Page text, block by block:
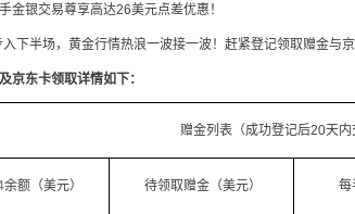
金银交易尊享高达26美元点差优惠！
下半场，黄金行情热浪一波接一波！赶紧登记领取赠金与
京东卡领取详情如下：
赠金列表（成功登记后20天内
余额（美元） 待领取赠金（美元） 每